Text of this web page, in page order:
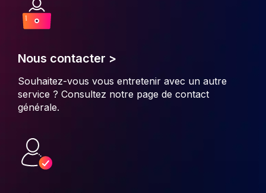
Nous contacter >
Souhaitez-vous vous entretenir avec un autre
service ? Consultez notre page de contact
générale.